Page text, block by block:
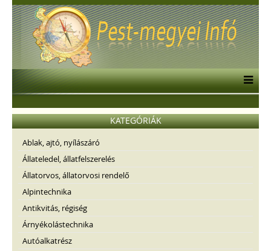
KATEGÓRIÁK
Ablak, ajtó, nyílászáró
Állateledel, állatfelszerelés
Állatorvos, állatorvosi rendelő
Alpintechnika
Antikvitás, régiség
Árnyékolástechnika
Autóalkatrész